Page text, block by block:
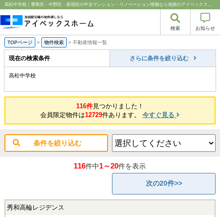
高松中学校｜豊島区・中野区・新宿区の中古マンション・リノベーション情報なら池袋のアイベックスホーム！
検索 お知らせ
TOPページ > 物件検索 > 不動産情報一覧
現在の検索条件 さらに条件を絞り込む
高松中学校
116件見つかりました！
会員限定物件は12729件あります。 今すぐ見る
条件を絞り込む
116件中1～20件を表示
次の20件>>
秀和高輪レジデンス